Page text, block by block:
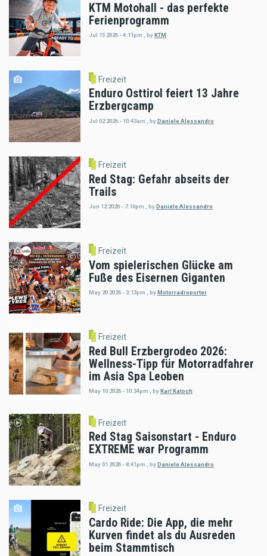
KTM Motohall - das perfekte
Ferienprogramm
Jul 15 2026 - 4:11pm byKTM
Freizeit
Enduro Osttirol feiert 13 Jahre
Erzbergcamp
Jul 02 2026 - 10:43am byDaniele Alessandro
Freizeit
Red Stag: Gefahr abseits der
Trails
Jun 12 2026 - 7:16pm , by Daniele Alessandro
Freizeit
Vom spielerischen Glücke am
Fuße des Eisernen Giganten
May 20 2026 - 3:13pm byMotorradreporter
Freizeit
Red Bull Erzbergrodeo 2026:
Wellness-Tipp für Motorradfahrer
im Asia Spa Leoben
May 10 2026 - 10:34pm byKarl Katoch
Freizeit
Red Stag Saisonstart - Enduro
EXTREME war Programm
May 01 2026 - 8:41pm byDaniele Alessandro
Freizeit
Cardo Ride: Die App, die mehr
Kurven findet als du Ausreden
beim Stammtisch